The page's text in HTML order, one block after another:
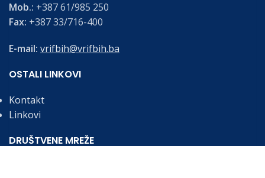
Mob.: +387 61/985 250
Fax: +387 33/716-400
E-mail: vrifbih@vrifbih.ba
OSTALI LINKOVI
Kontakt
Linkovi
DRUŠTVENE MREŽE